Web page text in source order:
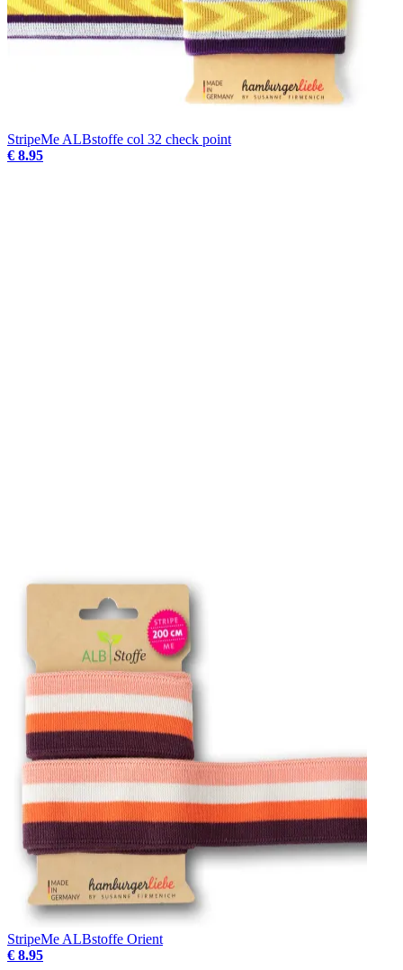
StripeMe ALBstoffe col 32 check point
€ 8.95
StripeMe ALBstoffe Orient
€ 8.95